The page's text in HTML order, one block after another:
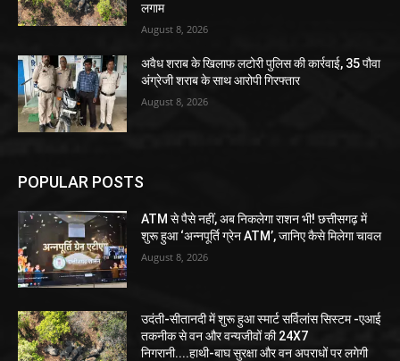
लगाम
August 8, 2026
अवैध शराब के खिलाफ लटोरी पुलिस की कार्रवाई, 35 पौवा
अंग्रेजी शराब के साथ आरोपी गिरफ्तार
August 8, 2026
POPULAR POSTS
ATM से पैसे नहीं, अब निकलेगा राशन भी! छत्तीसगढ़ में
शुरू हुआ ‘अन्नपूर्ति ग्रेन ATM’, जानिए कैसे मिलेगा चावल
August 8, 2026
उदंती-सीतानदी में शुरू हुआ स्मार्ट सर्विलांस सिस्टम -एआई
तकनीक से वन और वन्यजीवों की 24X7
निगरानी....हाथी-बाघ सुरक्षा और वन अपराधों पर लगेगी